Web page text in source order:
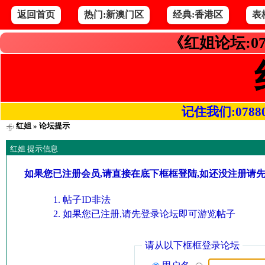
返回首页 热门:新澳门区 经典:香港区 表
《红姐论坛
记住我们
红姐» 论坛提示
红姐 提示信息
如果您已注册会员,请直接在底下框框登陆,如还没注册请
帖子ID非法
如果您已注册,请先登录论坛即可游览帖子
请从以下框框登录论坛